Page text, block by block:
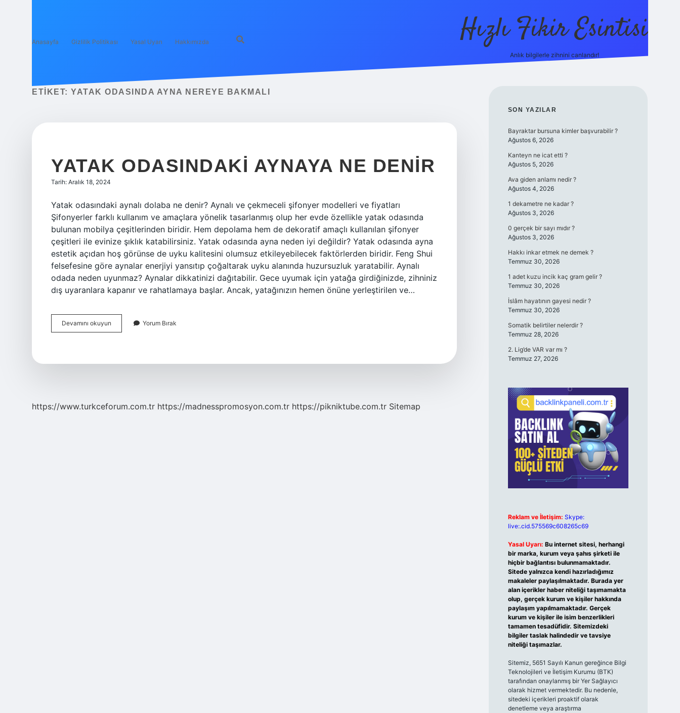
Anasayfa Gizlilik Politikası Yasal Uyarı Hakkımızda Hızlı Fikir Esintisi
Anlık bilgilerle zihnini canlandır!
ETIKET: YATAK ODASINDA AYNA NEREYE BAKMALI
YATAK ODASINDAKI AYNAYA NE DENIR
Tarih: Aralık 18, 2024
Yatak odasındaki aynalı dolaba ne denir? Aynalı ve çekmeceli şifonyer modelleri ve fiyatları
Şifonyerler farklı kullanım ve amaçlara yönelik tasarlanmış olup her evde özellikle yatak odasında
bulunan mobilya çeşitlerinden biridir. Hem depolama hem de dekoratif amaçlı kullanılan şifonyer
çeşitleri ile evinize şıklık katabilirsiniz. Yatak odasında ayna neden iyi değildir? Yatak odasında ayna
estetik açıdan hoş görünse de uyku kalitesini olumsuz etkileyebilecek faktörlerden biridir. Feng Shui
felsefesine göre aynalar enerjiyi yansıtıp çoğaltarak uyku alanında huzursuzluk yaratabilir. Aynalı
odada neden uyunmaz? Aynalar dikkatinizi dağıtabilir. Gece uyumak için yatağa girdiğinizde, zihniniz
dış uyaranlara kapanır ve rahatlamaya başlar. Ancak, yatağınızın hemen önüne yerleştirilen ve…
Devamını okuyun
Odasındaki
Yorum Bırak
https://www.turkceforum.com.tr https://madnesspromosyon.com.tr https://pikniktube.com.tr Sitemap
SIDEBAR
SON YAZILAR
Bayraktar bursuna kimler başvurabilir ?
Ağustos 6, 2026
Kanteyn ne icat etti ?
Ağustos 5, 2026
Ava giden anlamı nedir ?
Ağustos 4, 2026
1 dekametre ne kadar ?
Ağustos 3, 2026
0 gerçek bir sayı mıdır ?
Ağustos 3, 2026
Hakkı inkar etmek ne demek ?
Temmuz 30, 2026
1 adet kuzu incik kaç gram gelir ?
Temmuz 30, 2026
İslâm hayatının gayesi nedir ?
Temmuz 30, 2026
Somatik belirtiler nelerdir ?
Temmuz 28, 2026
2. Lig’de VAR var mı ?
Temmuz 27, 2026
Reklam ve İletişim: Skype:
live:.cid.575569c608265c69
Yasal Uyarı: Bu internet sitesi, herhangi
bir marka, kurum veya şahıs şirketi ile
hiçbir bağlantısı bulunmamaktadır.
Sitede yalnızca kendi hazırladığımız
makaleler paylaşılmaktadır. Burada yer
alan içerikler haber niteliği taşımamakta
olup, gerçek kurum ve kişiler hakkında
paylaşım yapılmamaktadır. Gerçek
kurum ve kişiler ile isim benzerlikleri
tamamen tesadüfidir. Sitemizdeki
bilgiler taslak halindedir ve tavsiye
niteliği taşımazlar.
Sitemiz, 5651 Sayılı Kanun gereğince Bilgi
Teknolojileri ve İletişim Kurumu (BTK)
tarafından onaylanmış bir Yer Sağlayıcı
olarak hizmet vermektedir. Bu nedenle,
sitedeki içerikleri proaktif olarak
denetleme veya araştırma